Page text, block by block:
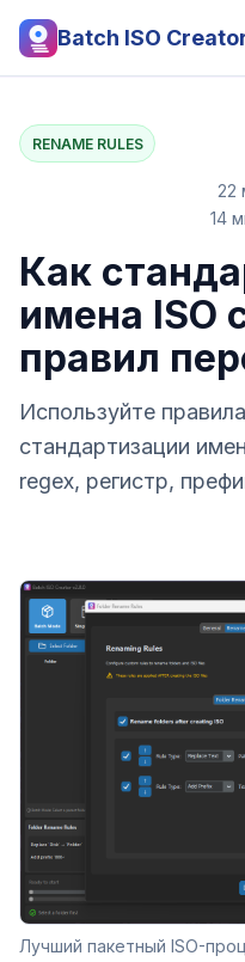
Batch ISO
RENAME RULES
22
14
Как
имена ISO
правил
Используйте
стандартизации
regex, регистр,
Лучший пакетный ISO-